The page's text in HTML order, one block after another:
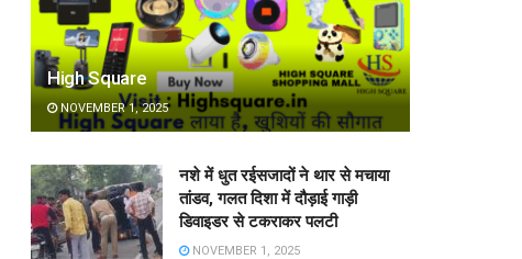
High Square
NOVEMBER 1, 2025
नशे में धुत रईसजादों ने थार से मचाया
तांडव, गलत दिशा में दौड़ाई गाड़ी
डिवाइडर से टकराकर पलटी
NOVEMBER 1, 2025